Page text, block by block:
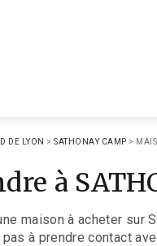
DE LYON > SATHONAY CAMP >
à
maison à acheter sur
à prendre contact